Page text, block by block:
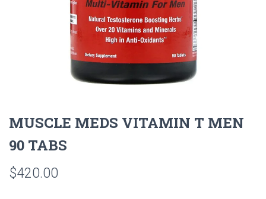
MUSCLE MEDS VITAMIN T MEN
90 TABS
$420.00